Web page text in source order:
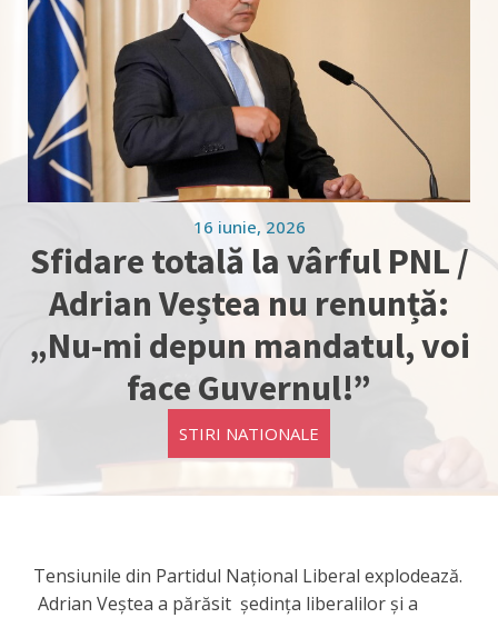
16 iunie, 2026
Sfidare totală la vârful PNL /
Adrian Veștea nu renunță:
„Nu-mi depun mandatul, voi
face Guvernul!”
STIRI NATIONALE
Tensiunile din Partidul Național Liberal explodează.
Adrian Veștea a părăsit ședința liberalilor și a